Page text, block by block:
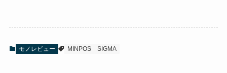
モノレビュー MINPOS SIGMA